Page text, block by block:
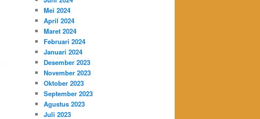
Mei 2024
April 2024
Maret 2024
Februari 2024
Januari 2024
Desember 2023
November 2023
Oktober 2023
September 2023
Agustus 2023
Juli 2023